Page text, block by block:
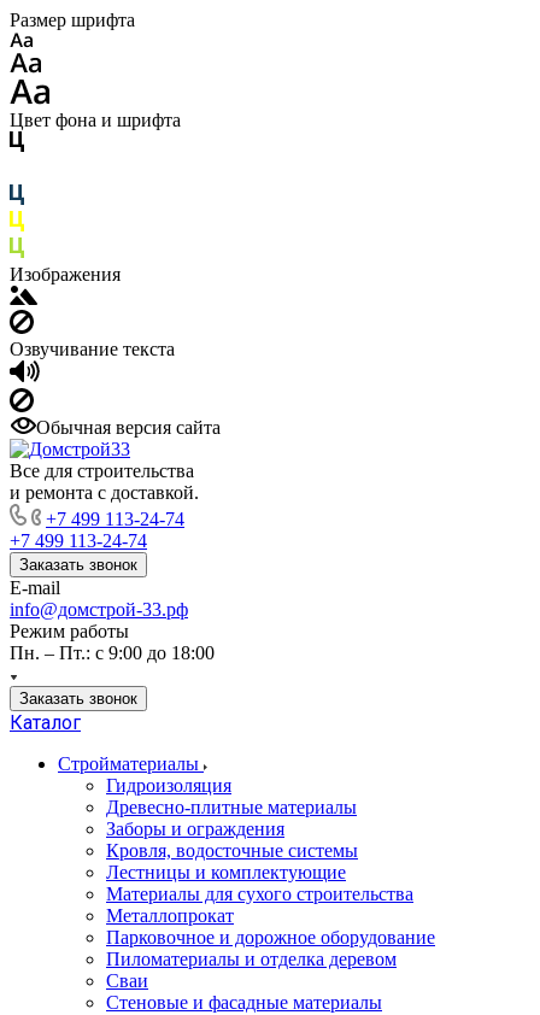
Размер шрифта
Цвет фона и шрифта
Изображения
Озвучивание текста
Обычная версия сайта
Все для строительства
и ремонта с доставкой.
+7 499 113-24-74
+7 499 113-24-74
Заказать звонок
E-mail
info@домстрой-33.рф
Режим работы
Пн. – Пт.: с 9:00 до 18:00
Заказать звонок
Каталог
Стройматериалы
Гидроизоляция
Древесно-плитные материалы
Заборы и ограждения
Кровля, водосточные системы
Лестницы и комплектующие
Материалы для сухого строительства
Металлопрокат
Парковочное и дорожное оборудование
Пиломатериалы и отделка деревом
Сваи
Стеновые и фасадные материалы